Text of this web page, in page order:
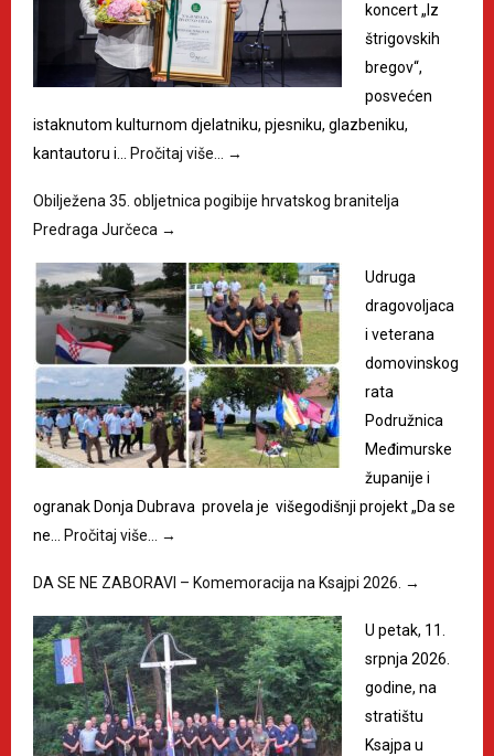
koncert „Iz
štrigovskih
bregov“,
posvećen
istaknutom kulturnom djelatniku, pjesniku, glazbeniku,
kantautoru i… Pročitaj više… →
Obilježena 35. obljetnica pogibije hrvatskog branitelja
Predraga Jurčeca →
Udruga
dragovoljaca
i veterana
domovinskog
rata
Podružnica
Međimurske
županije i
ogranak Donja Dubrava provela je višegodišnji projekt „Da se
ne… Pročitaj više… →
DA SE NE ZABORAVI – Komemoracija na Ksajpi 2026. →
U petak, 11.
srpnja 2026.
godine, na
stratištu
Ksajpa u